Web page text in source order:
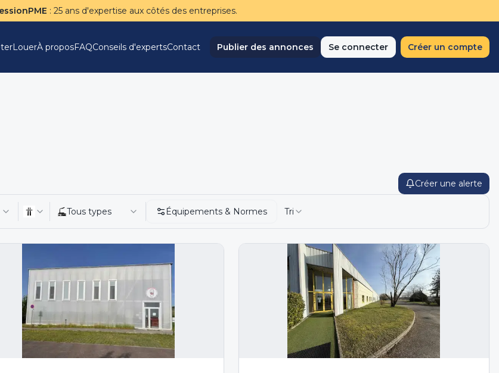
: 25 ans d'expertise aux côtés des entreprises.
LouerÀ proposFAQConseils d'expertsContact Publier des annonces Se connecter Créer un compte
Créer une alerte
Tous types Équipements & Normes Tri